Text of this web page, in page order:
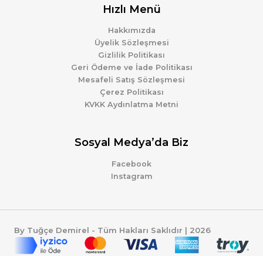
Hızlı Menü
Hakkımızda
Üyelik Sözleşmesi
Gizlilik Politikası
Geri Ödeme ve İade Politikası
Mesafeli Satış Sözleşmesi
Çerez Politikası
KVKK Aydınlatma Metni
Sosyal Medya’da Biz
Facebook
Instagram
By Tuğçe Demirel - Tüm Hakları Saklıdır | 2026